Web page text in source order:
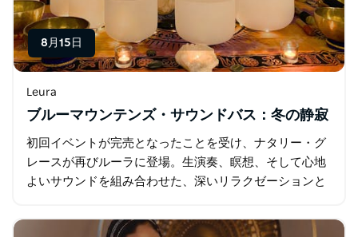
8月15日
Leura
ブルーマウンテンズ・サウンドバス：冬の静寂
初回イベントが完売となったことを受け、ナタリー・グ
レースが再びルーラに登場。生演奏、瞑想、そして心地
よいサウンドを組み合わせた、深いリラクゼーションと
ズ・サウナ内にあるカルティベート…